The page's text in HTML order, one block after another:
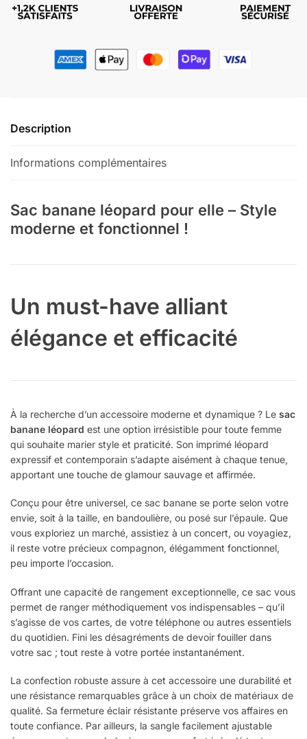
Description
Informations complémentaires
Sac banane léopard pour elle – Style
moderne et fonctionnel !
Un must-have alliant
élégance et efficacité
À la recherche d’un accessoire moderne et dynamique ? Le sac
banane léopard est une option irrésistible pour toute femme
qui souhaite marier style et praticité. Son imprimé léopard
expressif et contemporain s’adapte aisément à chaque tenue,
apportant une touche de glamour sauvage et affirmée.
Conçu pour être universel, ce sac banane se porte selon votre
envie, soit à la taille, en bandoulière, ou posé sur l’épaule. Que
vous exploriez un marché, assistiez à un concert, ou voyagiez,
il reste votre précieux compagnon, élégamment fonctionnel,
peu importe l’occasion.
Offrant une capacité de rangement exceptionnelle, ce sac vous
permet de ranger méthodiquement vos indispensables – qu’il
s’agisse de vos cartes, de votre téléphone ou autres essentiels
du quotidien. Fini les désagréments de devoir fouiller dans
votre sac ; tout reste à votre portée instantanément.
La confection robuste assure à cet accessoire une durabilité et
une résistance remarquables grâce à un choix de matériaux de
qualité. Sa fermeture éclair résistante préserve vos affaires en
toute confiance. Par ailleurs, la sangle facilement ajustable